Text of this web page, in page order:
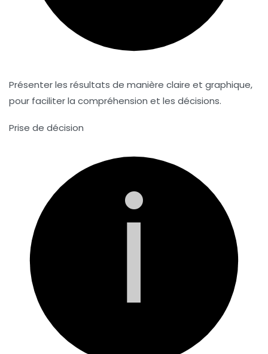
Présenter les résultats de manière claire et graphique,
pour faciliter la compréhension et les décisions.
Prise de décision
i